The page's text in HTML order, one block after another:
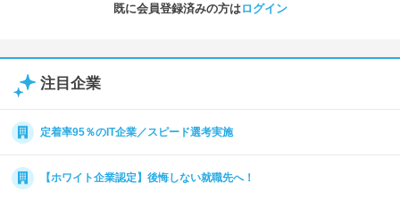
既に会員登録済みの方はログイン
注目企業
定着率95％のIT企業／スピード選考実施
【ホワイト企業認定】後悔しない就職先へ！